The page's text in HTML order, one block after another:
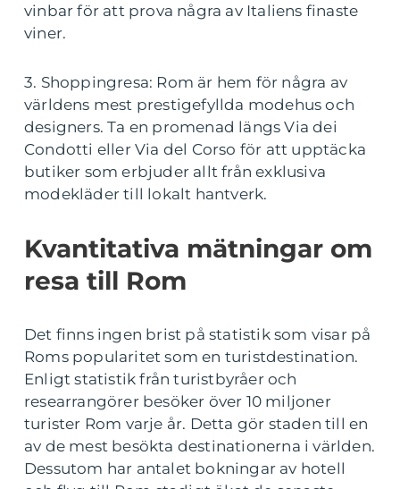
vinbar för att prova några av Italiens finaste
viner.
3. Shoppingresa: Rom är hem för några av
världens mest prestigefyllda modehus och
designers. Ta en promenad längs Via dei
Condotti eller Via del Corso för att upptäcka
butiker som erbjuder allt från exklusiva
modekläder till lokalt hantverk.
Kvantitativa mätningar om
resa till Rom
Det finns ingen brist på statistik som visar på
Roms popularitet som en turistdestination.
Enligt statistik från turistbyråer och
researrangörer besöker över 10 miljoner
turister Rom varje år. Detta gör staden till en
av de mest besökta destinationerna i världen.
Dessutom har antalet bokningar av hotell